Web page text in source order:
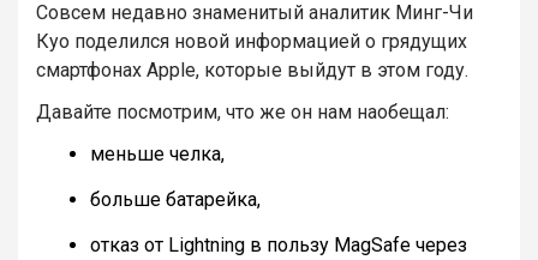
Совсем недавно знаменитый аналитик Минг-Чи
Куо поделился новой информацией о грядущих
смартфонах Apple, которые выйдут в этом году.
Давайте посмотрим, что же он нам наобещал:
меньше челка,
больше батарейка,
отказ от Lightning в пользу MagSafe через